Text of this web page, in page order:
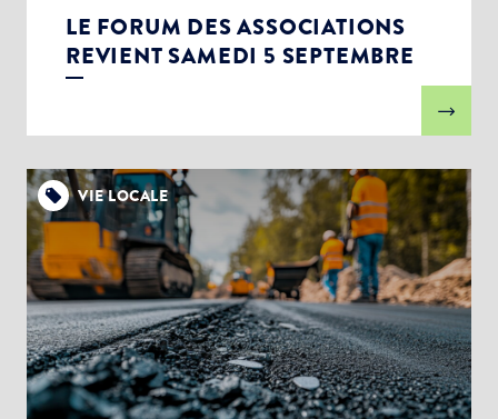
LE FORUM DES ASSOCIATIONS
REVIENT SAMEDI 5 SEPTEMBRE
VIE LOCALE